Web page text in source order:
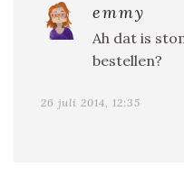
emmy
Ah dat is
bestellen?
26 juli 2014, 12:35